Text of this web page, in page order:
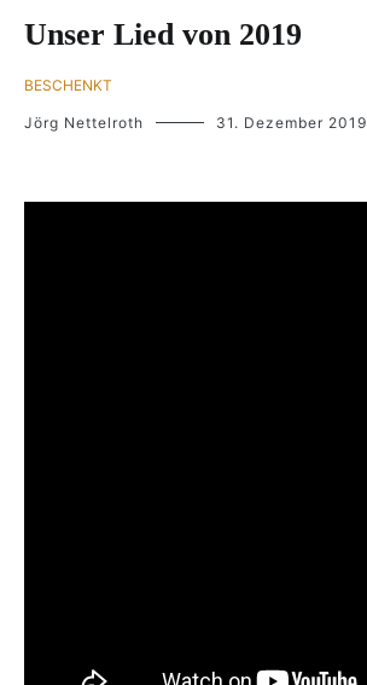
Unser Lied von 2019
BESCHENKT
Jörg Nettelroth 31. Dezember 2019